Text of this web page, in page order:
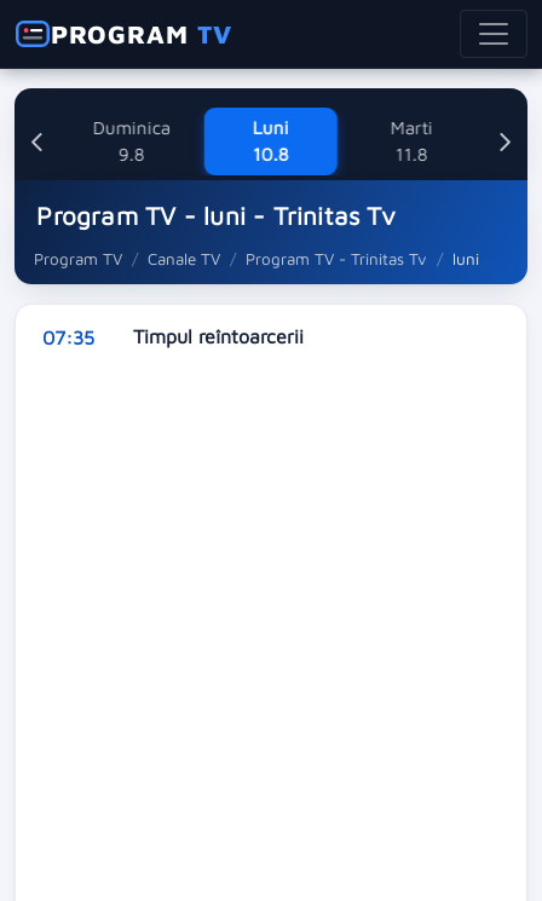
PROGRAMTV
Duminica
9.8
Luni
10.8
Marti
11.8
Program TV - luni - Trinitas Tv
Program TV Canale TV Program TV - Trinitas Tv luni
07:35 Timpul reîntoarcerii